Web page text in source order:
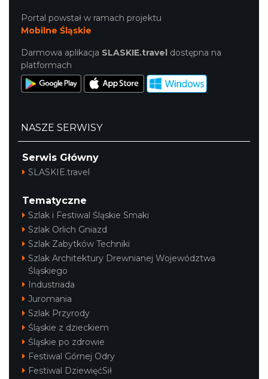
Portal powstał w ramach projektu
Mobilne Śląskie
Darmowa aplikacja SLASKIE.travel dostępna na
platformach
NASZE SERWISY
Serwis Główny
SLASKIE.travel
Tematyczne
Szlak i Festiwal Śląskie Smaki
Szlak Orlich Gniazd
Szlak Zabytków Techniki
Szlak Architektury Drewnianej Województwa
Śląskiego
Industriada
Juromania
Szlak Przyrody
Śląskie z dzieckiem
Śląskie po zdrowie
Festiwal Górnej Odry
Festiwal DziewięćSił